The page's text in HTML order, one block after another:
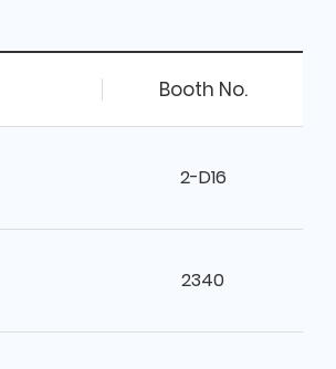
Booth No.
2-D16
2340